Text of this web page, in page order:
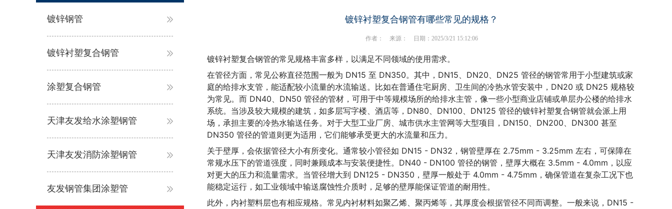
镀锌钢管
镀锌衬塑复合钢管
涂塑复合钢管
天津友发给水涂塑钢管
天津友发消防涂塑钢管
友发钢管集团涂塑管
镀锌衬塑复合钢管有哪些常见的规格？
作者： 来源： 日期：2025/3/21 15:12:06
镀锌衬塑复合钢管的常见规格丰富多样，以满足不同领域的使用需求。
在管径方面，常见公称直径范围一般为 DN15 至 DN350。其中，DN15、DN20、DN25 管径的钢管常用于小型建筑或家
庭的给排水支管，能适配较小流量的水流输送。比如在普通住宅厨房、卫生间的冷热水管安装中，DN20 或 DN25 规格较
为常见。而 DN40、DN50 管径的管材，可用于中等规模场所的给排水主管，像一些小型商业店铺或单层办公楼的给排水
系统。当涉及较大规模的建筑，如多层写字楼、酒店等，DN80、DN100、DN125 管径的镀锌衬塑复合钢管就会派上用
场，承担主要的冷热水输送任务。对于大型工业厂房、城市供水主管网等大型项目，DN150、DN200、DN300 甚至
DN350 管径的管道则更为适用，它们能够承受更大的水流量和压力。
关于壁厚，会依据管径大小有所变化。通常较小管径如 DN15 - DN32，钢管壁厚在 2.75mm - 3.25mm 左右，可保障在
常规水压下的管道强度，同时兼顾成本与安装便捷性。DN40 - DN100 管径的钢管，壁厚大概在 3.5mm - 4.0mm，以应
对更大的压力和流量需求。当管径增大到 DN125 - DN350，壁厚一般处于 4.0mm - 4.75mm，确保管道在复杂工况下也
能稳定运行，如工业领域中输送腐蚀性介质时，足够的壁厚能保证管道的耐用性。
此外，内衬塑料层也有相应规格。常见内衬材料如聚乙烯、聚丙烯等，其厚度会根据管径不同而调整。一般来说，DN15 -